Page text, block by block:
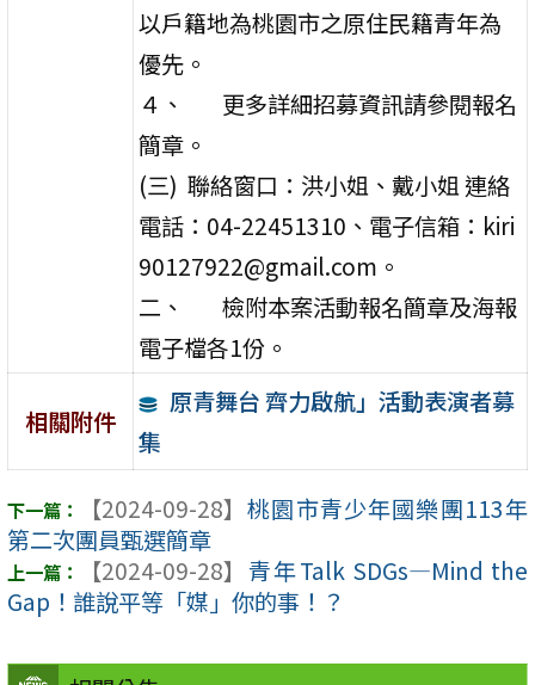
以戶籍地為桃園市之原住民籍青年為
優先。
４、 更多詳細招募資訊請參閱報名
簡章。
(三) 聯絡窗口：洪小姐、戴小姐 連絡
電話：04-22451310、電子信箱：kiri
90127922@gmail.com。
二、 檢附本案活動報名簡章及海報
電子檔各1份。
相關附件
原青舞台 齊力啟航」活動表演者募
集
【2024-09-28】 桃園市青少年國樂團113年
第二次團員甄選簡章
【2024-09-28】 青年Talk SDGs—Mind the
Gap！誰說平等「媒」你的事！？